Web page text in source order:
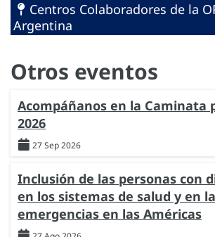
Centros Colaboradores de la
Argentina
Otros eventos
Acompáñanos en la Caminata
2026
27 Sep 2026
Inclusión de las personas con
en los sistemas de salud y en
emergencias en las Américas